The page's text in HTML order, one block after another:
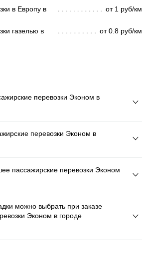
в Европу в
от 1 руб/км
газелью в
от 0.8 руб/км
перевозки Эконом в
перевозки Эконом в
пассажирские перевозки Эконом
можно выбрать при заказе
Эконом в городе